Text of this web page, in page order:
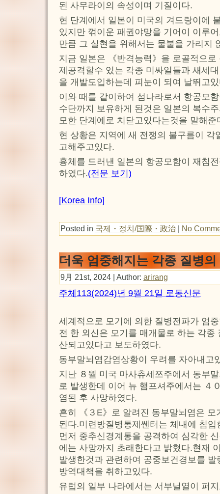
된 사무라이의 속성이며 기질이다.
현 단계에서 일본이 미국의 겨드랑이에
있지만 꺾이운 패권야망을 기어이 이루
만큼 그 실현을 위해서는 물불을 가리지
지금 일본은 《반격능력》을 로골적으
제공격할수 있는 각종 미싸일들과 새세
을 개발도입하는데 피눈이 되여 날뛰고
이와 때를 같이하여 섬나라로서 항공모
수단까지 보유하게 된것은 일본의 복수
모한 단계에로 치닫고있다는것을 말해준
현 상황은 지역에 새 전쟁의 불구름이 각
고해주고있다.
흉체를 드러낸 일본의 항공모함이 재침
하였다.(전문 보기)
[Korea Info]
Posted in 국제・정치/国際・政治 No
더욱 엄중해지는 각종 질병
9月 21st, 2024 | Author: arirang
주체113(2024)년 9월 21일 로동신문
세계적으로 모기에 의한 질병전파가 엄
전 한 외신은 모기를 매개물로 하는 각종
산되고있다고 보도하였다.
동부말뇌염감염상황이 우려를 자아내고
지난 ８월 미국 마사츄세쯔주에서 동부
로 발생한데 이어 뉴 햄프셔주에서는 ４
염된 후 사망하였다.
흔히 《３E》로 알려진 동부말뇌염은
된다.미련방질병통제쎈터는 체내에 침
먼저 중추신경계통을 공격하여 심각한
에는 사망까지 초래한다고 밝혔다.현재
발생한것과 관련하여 공중보건경보를
방역대책을 취하고있다.
유럽의 일부 나라에서는 서부닐열이 퍼